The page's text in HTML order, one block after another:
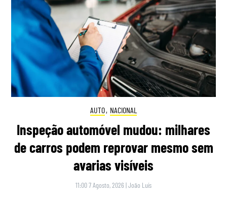
AUTO, NACIONAL
Inspeção automóvel mudou: milhares
de carros podem reprovar mesmo sem
avarias visíveis
11:00 7 Agosto, 2026 |João Luís